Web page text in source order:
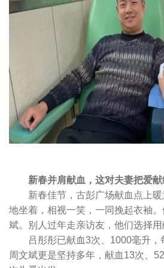
新春并肩献血，这对夫妻把爱献
新春佳节，古彭广场献血点上暖
地坐着，相视一笑，一同挽起衣袖
斌。别人过年走亲访友，他们选择用
吕彤彤已献血3次、1000毫升，
周文斌更是坚持多年，献血13次、